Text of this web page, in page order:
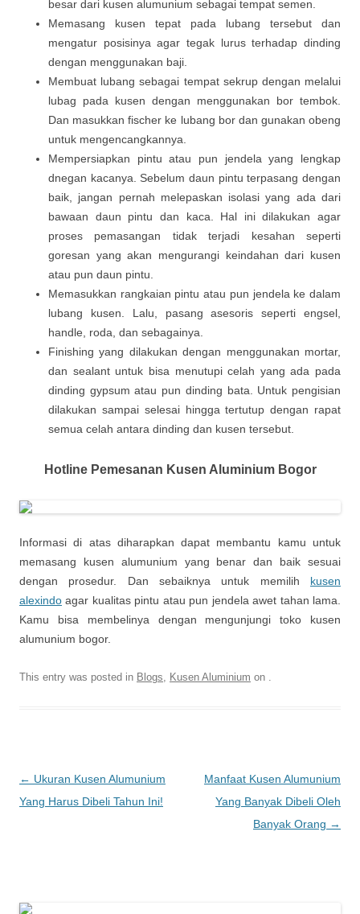
besar dari kusen alumunium sebagai tempat semen.
Memasang kusen tepat pada lubang tersebut dan
mengatur posisinya agar tegak lurus terhadap dinding
dengan menggunakan baji.
Membuat lubang sebagai tempat sekrup dengan melalui
lubag pada kusen dengan menggunakan bor tembok.
Dan masukkan fischer ke lubang bor dan gunakan obeng
untuk mengencangkannya.
Mempersiapkan pintu atau pun jendela yang lengkap
dnegan kacanya. Sebelum daun pintu terpasang dengan
baik, jangan pernah melepaskan isolasi yang ada dari
bawaan daun pintu dan kaca. Hal ini dilakukan agar
proses pemasangan tidak terjadi kesahan seperti
goresan yang akan mengurangi keindahan dari kusen
atau pun daun pintu.
Memasukkan rangkaian pintu atau pun jendela ke dalam
lubang kusen. Lalu, pasang asesoris seperti engsel,
handle, roda, dan sebagainya.
Finishing yang dilakukan dengan menggunakan mortar,
dan sealant untuk bisa menutupi celah yang ada pada
dinding gypsum atau pun dinding bata. Untuk pengisian
dilakukan sampai selesai hingga tertutup dengan rapat
semua celah antara dinding dan kusen tersebut.
Hotline Pemesanan Kusen Aluminium Bogor
Informasi di atas diharapkan dapat membantu kamu untuk
memasang kusen alumunium yang benar dan baik sesuai
dengan prosedur. Dan sebaiknya untuk memilih kusen
alexindo agar kualitas pintu atau pun jendela awet tahan lama.
Kamu bisa membelinya dengan mengunjungi toko kusen
alumunium bogor.
This entry was posted in Blogs, Kusen Aluminium on .
Post
navigation
← Ukuran Kusen Alumunium
Yang Harus Dibeli Tahun Ini!
Manfaat Kusen Alumunium
Yang Banyak Dibeli Oleh
Banyak Orang →